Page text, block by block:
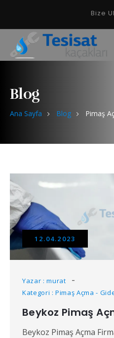
Bize
Blog
Ana Sayfa Blog Pimaş
12.04.2023
Yazar : murat
Kategori : Pimaş Açma -
Beykoz Pimaş
Beykoz Pimaş Açma